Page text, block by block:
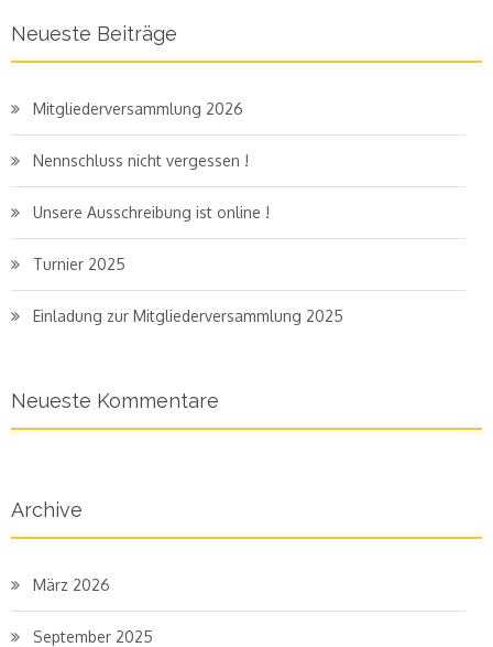
Neueste Beiträge
Mitgliederversammlung 2026
Nennschluss nicht vergessen !
Unsere Ausschreibung ist online !
Turnier 2025
Einladung zur Mitgliederversammlung 2025
Neueste Kommentare
Archive
März 2026
September 2025